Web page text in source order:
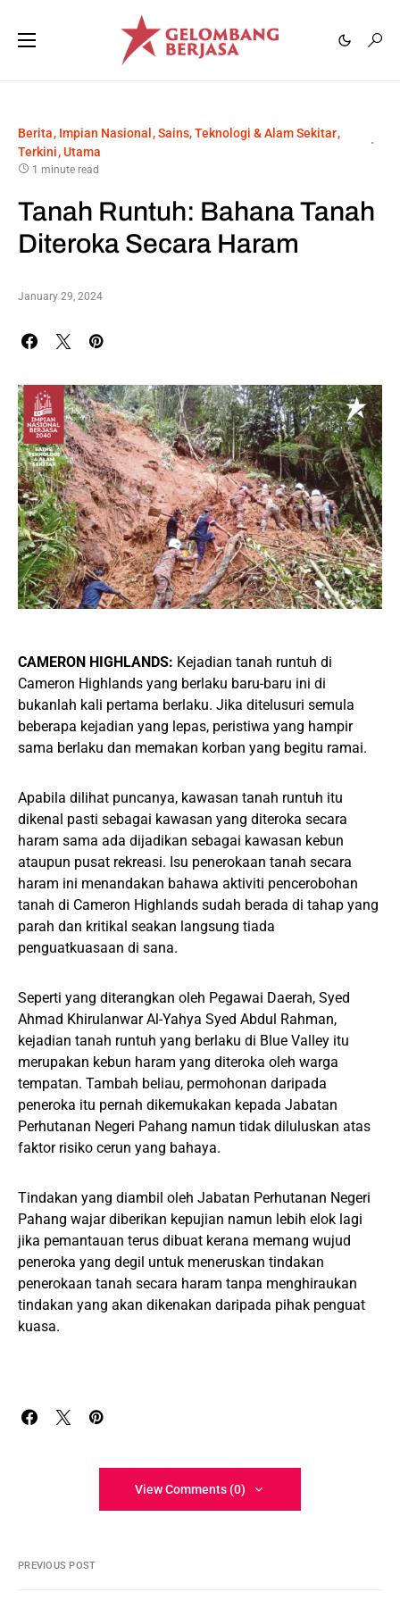
Berita Impian Nasional
Sains, Teknologi & Alam Sekitar
Terkini Utama
1 minute read
Tanah Runtuh: Bahana Tanah
Diteroka Secara Haram
January 29, 2024
CAMERON HIGHLANDS: Kejadian tanah runtuh di
Cameron Highlands yang berlaku baru-baru ini di
bukanlah kali pertama berlaku. Jika ditelusuri semula
beberapa kejadian yang lepas, peristiwa yang hampir
sama berlaku dan memakan korban yang begitu ramai.
Apabila dilihat puncanya, kawasan tanah runtuh itu
dikenal pasti sebagai kawasan yang diteroka secara
haram sama ada dijadikan sebagai kawasan kebun
ataupun pusat rekreasi. Isu penerokaan tanah secara
haram ini menandakan bahawa aktiviti pencerobohan
tanah di Cameron Highlands sudah berada di tahap yang
parah dan kritikal seakan langsung tiada
penguatkuasaan di sana.
Seperti yang diterangkan oleh Pegawai Daerah, Syed
Ahmad Khirulanwar Al-Yahya Syed Abdul Rahman,
kejadian tanah runtuh yang berlaku di Blue Valley itu
merupakan kebun haram yang diteroka oleh warga
tempatan. Tambah beliau, permohonan daripada
peneroka itu pernah dikemukakan kepada Jabatan
Perhutanan Negeri Pahang namun tidak diluluskan atas
faktor risiko cerun yang bahaya.
Tindakan yang diambil oleh Jabatan Perhutanan Negeri
Pahang wajar diberikan kepujian namun lebih elok lagi
jika pemantauan terus dibuat kerana memang wujud
peneroka yang degil untuk meneruskan tindakan
penerokaan tanah secara haram tanpa menghiraukan
tindakan yang akan dikenakan daripada pihak penguat
kuasa.
View Comments (0)
PREVIOUS POST